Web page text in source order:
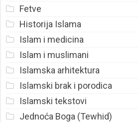
Fetve
Historija Islama
Islam i medicina
Islam i muslimani
Islamska arhitektura
Islamski brak i porodica
Islamski tekstovi
Jednoća Boga (Tewhid)